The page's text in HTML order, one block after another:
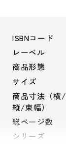
ISBNコード
レーベル
商品形態
サイズ
商品寸法（横/
縦/束幅）
総ページ数
シリーズ